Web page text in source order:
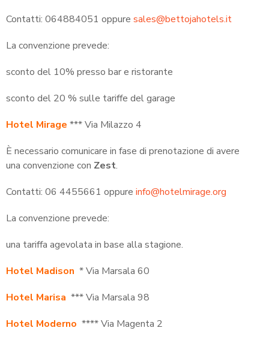
Contatti: 064884051 oppure sales@bettojahotels.it
La convenzione prevede:
sconto del 10% presso bar e ristorante
sconto del 20 % sulle tariffe del garage
Hotel Mirage *** Via Milazzo 4
È necessario comunicare in fase di prenotazione di avere
una convenzione con Zest.
Contatti: 06 4455661 oppure info@hotelmirage.org
La convenzione prevede:
una tariffa agevolata in base alla stagione.
Hotel Madison * Via Marsala 60
Hotel Marisa *** Via Marsala 98
Hotel Moderno **** Via Magenta 2